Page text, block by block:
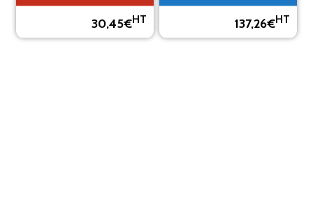
30,45€HT 137,26€HT
Le visuel est un aperçu, il peut varier du résultat final